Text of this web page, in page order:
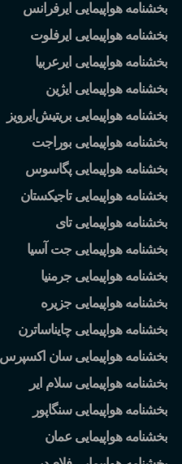
بخشنامه هواپیمایی ایرفرانس
بخشنامه هواپیمایی ایرفلوت
بخشنامه هواپیمایی ایرعربیا
بخشنامه هواپیمایی ایژین
بخشنامه هواپیمایی بریتیش ایرویز
بخشنامه هواپیمایی بوراجت
بخشنامه هواپیمایی پگاسوس
بخشنامه هواپیمایی تاجیکستان
بخشنامه هواپیمایی تای
بخشنامه هواپیمایی جت آسیا
بخشنامه هواپیمایی جرمنیا
بخشنامه هواپیمایی جزیره
بخشنامه هواپیمایی چایناساترن
بخشنامه هواپیمایی سان اکسپرس
بخشنامه هواپیمایی سلام ایر
بخشنامه هواپیمایی سنگاپور
بخشنامه هواپیمایی عمان